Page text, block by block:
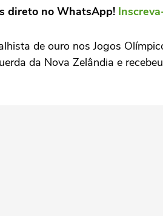
direto no WhatsApp!
de ouro nos Jogos
da Nova Zelândia e